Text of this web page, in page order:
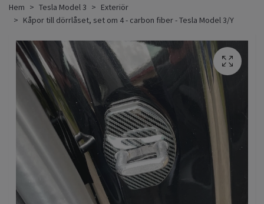
Hem Tesla Model 3
Exteriör
Kåpor till dörrlåset, set om 4 - carbon fiber - Tesla Model 3/Y